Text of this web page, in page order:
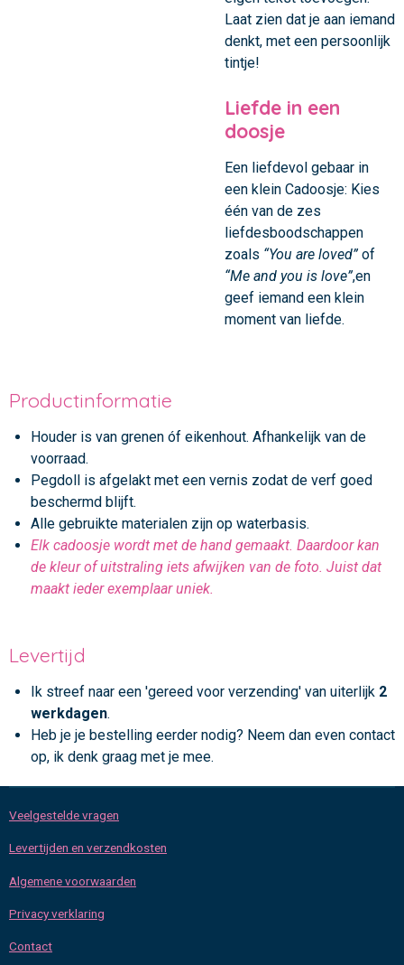
Laat zien dat je aan iemand
denkt, met een persoonlijk
tintje!
Liefde in een
doosje
Een liefdevol gebaar in
een klein Cadoosje: Kies
één van de zes
liefdesboodschappen
zoals “You are loved”of
“Me and you is love”,en
geef iemand een klein
moment van liefde.
Productinformatie
Houder is van grenen óf eikenhout. Afhankelijk van de
voorraad.
Pegdoll is afgelakt met een vernis zodat de verf goed
beschermd blijft.
Alle gebruikte materialen zijn op waterbasis.
Elk cadoosje wordt met de hand gemaakt. Daardoor kan
de kleur of uitstraling iets afwijken van de foto. Juist dat
maakt ieder exemplaar uniek.
Levertijd
Ik streef naar een 'gereed voor verzending' van uiterlijk 2
werkdagen.
Heb je je bestelling eerder nodig? Neem dan even contact
op, ik denk graag met je mee.
Veelgestelde vragen
Levertijden en verzendkosten
Algemene voorwaarden
Privacy verklaring
Contact